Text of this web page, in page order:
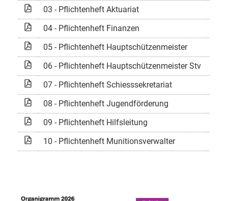
03 - Pflichtenheft Aktuariat
04 - Pflichtenheft Finanzen
05 - Pflichtenheft Hauptschützenmeister
06 - Pflichtenheft Hauptschützenmeister Stv
07 - Pflichtenheft Schiesssekretariat
08 - Pflichtenheft Jugendförderung
09 - Pflichtenheft Hilfsleitung
10 - Pflichtenheft Munitionsverwalter